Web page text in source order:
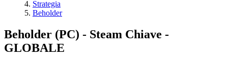
Strategia
Beholder
Beholder (PC) - Steam Chiave -
GLOBALE